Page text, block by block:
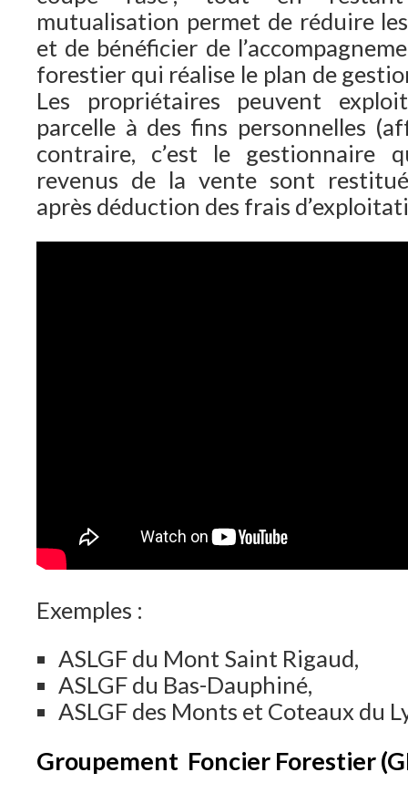
mutualisation permet de réduire
et de bénéficier de
forestier qui réalise le plan de
Les propriétaires peuvent
parcelle à des fins personnelles
contraire, c’est le gestionnaire
revenus de la vente sont
après déduction des frais
Exemples :
ASLGF du Mont Saint Rigaud,
ASLGF du Bas-Dauphiné,
ASLGF des Monts et Coteaux du
Groupement Foncier Forestier